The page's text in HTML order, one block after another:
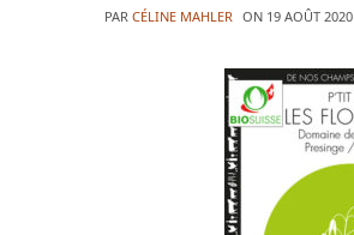
PAR CÉLINE MAHLER ON 19 AOÛT 2020